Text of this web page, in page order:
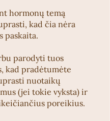
hormonų temą
kad čia nėra
paskaita.
parodyti tuos
kad pradėtumėte
nuotaikų
(jei tokie vyksta) ir
poreikius.